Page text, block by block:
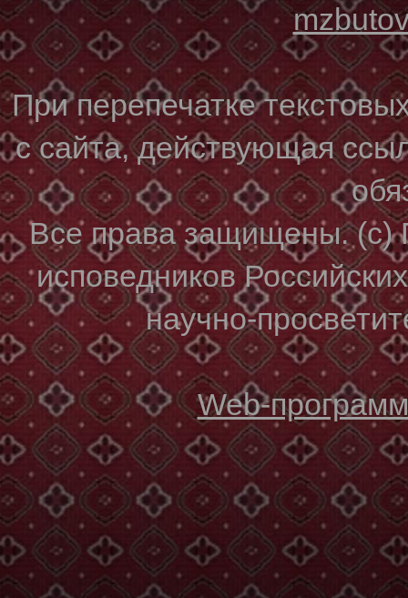
При перепечатке
с сайта, действующая
Все права защищены. (с)
исповедников
научно-
Web-